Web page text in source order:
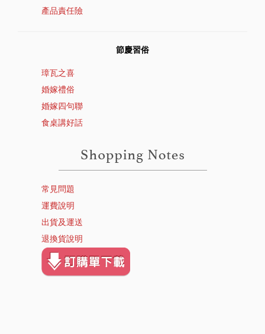
產品責任險
節慶習俗
璋瓦之喜
婚嫁禮俗
婚嫁四句聯
食桌講好話
常見問題
運費說明
出貨及運送
退換貨說明